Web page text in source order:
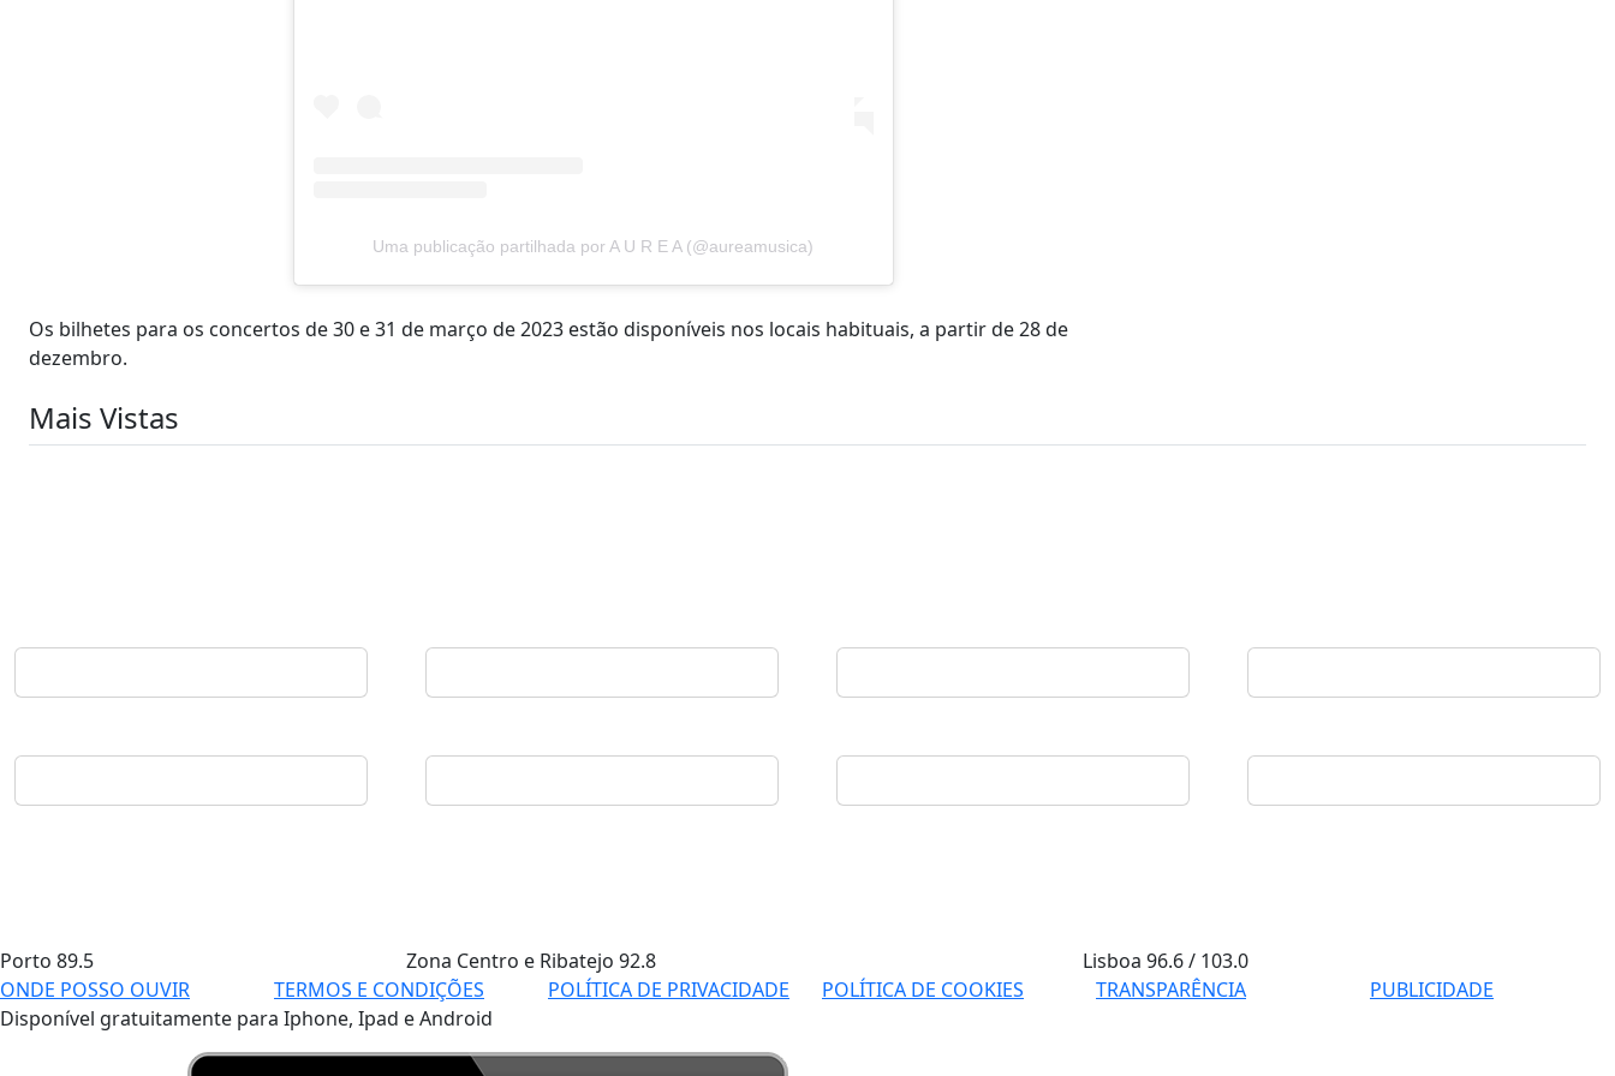
Uma publicação partilhada por A U R E A (@aureamusica)
Os bilhetes para os concertos de 30 e 31 de março de 2023 estão disponíveis nos locais habituais, a partir de 28 de
dezembro.
Mais Vistas
Porto 89.5 Zona Centro e Ribatejo 92.8 Lisboa96.6 / 103.0
ONDE POSSO OUVIR
TERMOS E CONDIÇÕES POLÍTICA DE PRIVACIDADE POLÍTICA DE COOKIES TRANSPARÊNCIA
PUBLICIDADE
Disponível gratuitamente para Iphone, Ipad e Android